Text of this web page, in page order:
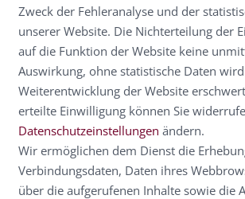
Zweck der Fehleranalyse und der
unserer Website. Die Nichterteilung der
auf die Funktion der Website keine
Auswirkung, ohne statistische Daten
Weiterentwicklung der Website
erteilte Einwilligung können Sie
Datenschutzeinstellungen ändern.
Wir ermöglichen dem Dienst die
Verbindungsdaten, Daten ihres
über die aufgerufenen Inhalte sowie die